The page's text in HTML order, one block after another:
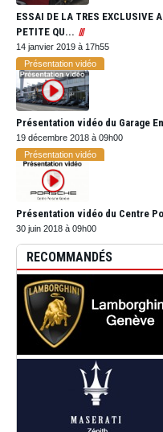
ESSAI DE LA TRES EXCLUSIVE
PETITE QU...
14 janvier 2019 à 17h55
Présentation vidéo
Présentation vidéo du Garage
19 décembre 2018 à 09h00
Présentation vidéo
Présentation vidéo du Centre
30 juin 2018 à 09h00
RECOMMANDÉS